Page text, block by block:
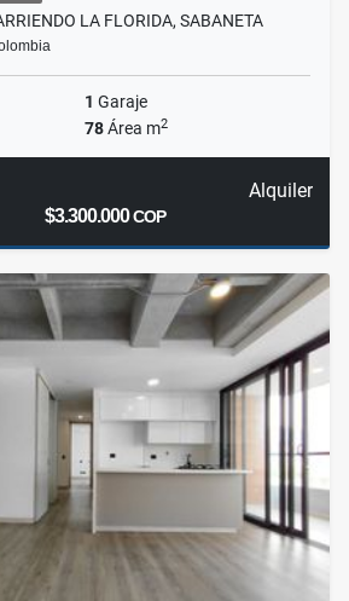
LA FLORIDA, SABANETA
1 Garaje
78Área m2
Alquiler
$3.300.000COP